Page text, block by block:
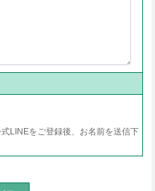
LINEをご登録後、お名前を送信下